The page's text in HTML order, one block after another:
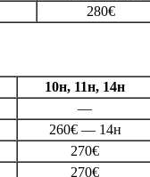
280€
10н, 11н, 14н
—
260€ — 14н
270€
270€